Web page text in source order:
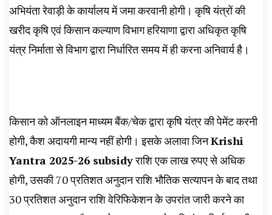
अभियंता रेवाड़ी के कार्यालय में जमा करवानी होगी। कृषि यंत्रों की
खरीद कृषि एवं किसान कल्याण विभाग हरियाणा द्वारा अधिकृत कृषि
यंत्र निर्माता से विभाग द्वारा निर्धारित समय में ही करना अनिवार्य है।
किसान को ऑनलाइन माध्यम बैंक/चेक द्वारा कृषि यंत्र की पेमेंट करनी
होगी, कैश अदायगी मान्य नहीं होगी। इसके अलावा जिनKrishi
Yantra 2025-26 subsidyराशि एक लाख रुपए से अधिक
होगी, उसकी 70 प्रतिशत अनुदान राशि भौतिक सत्यापन के बाद तथा
30 प्रतिशत अनुदान राशि वेरिफिकेशन के उपरांत जारी करने का